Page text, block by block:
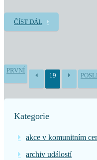
ČÍST DÁL
PRVNÍ
19
Kategorie
akce v komunitním
archiv událostí